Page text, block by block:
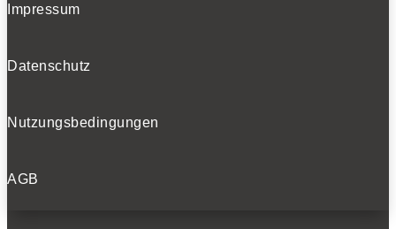
Impressum
Datenschutz
Nutzungsbedingungen
AGB